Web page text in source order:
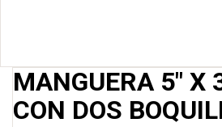
MANGUERA 5″ X
CON DOS